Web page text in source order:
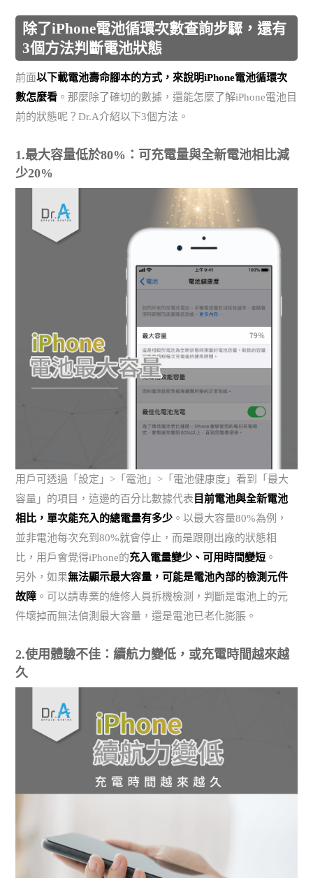
除了iPhone電池循環次數查詢步驟，還有
3個方法判斷電池狀態
前面以下載電池壽命腳本的方式，來說明iPhone電池循環次
數怎麼看 。那麼除了確切的數據，還能怎麼了解iPhone電池目
前的狀態呢？Dr.A介紹以下3個方法。
1.最大容量低於80%：可充電量與全新電池相比減
少20%
用戶可透過「設定」>「電池」>「電池健康度」看到「最大
容量」的項目，這邊的百分比數據代表 目前電池與全新電池
相比，單次能充入的總電量有多少 。以最大容量80%為例，
並非電池每次充到80%就會停止，而是跟剛出廠的狀態相
比，用戶會覺得iPhone的充入電量變少、可用時間變短 。
另外，如果無法顯示最大容量，可能是電池內部的檢測元件
故障 。可以請專業的維修人員拆機檢測，判斷是電池上的元
件壞掉而無法偵測最大容量，還是電池已老化膨脹。
2.使用體驗不佳：續航力變低，或充電時間越來越
久